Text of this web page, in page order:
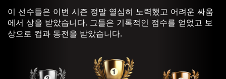
이 선수들은 이번 시즌 정말 열심히 노력했고 어려운 싸움
에서 상을 받았습니다. 그들은 기록적인 점수를 얻었고 보
상으로 컵과 동전을 받았습니다.